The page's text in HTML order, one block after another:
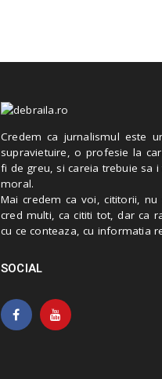
Credem ca jurnalismul este
supravietuire, o profesie la
fi de greu, si careia trebuie sa
moral.
Mai credem ca voi, cititorii,
cred multi, ca cititi tot, dar ca
cu ce conteaza, cu informatia
SOCIAL